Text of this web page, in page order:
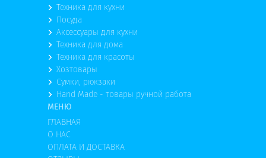
Техника для кухни
Посуда
Аксессуары для кухни
Техника для дома
Техника для красоты
Хозтовары
Сумки, рюкзаки
Hand Made - товары ручной работа
МЕНЮ
ГЛАВНАЯ
О НАС
ОПЛАТА И ДОСТАВКА